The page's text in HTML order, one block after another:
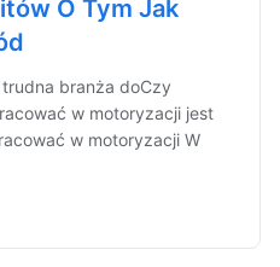
O Tym Jak
branża doCzy
w motoryzacji jest
w motoryzacji W